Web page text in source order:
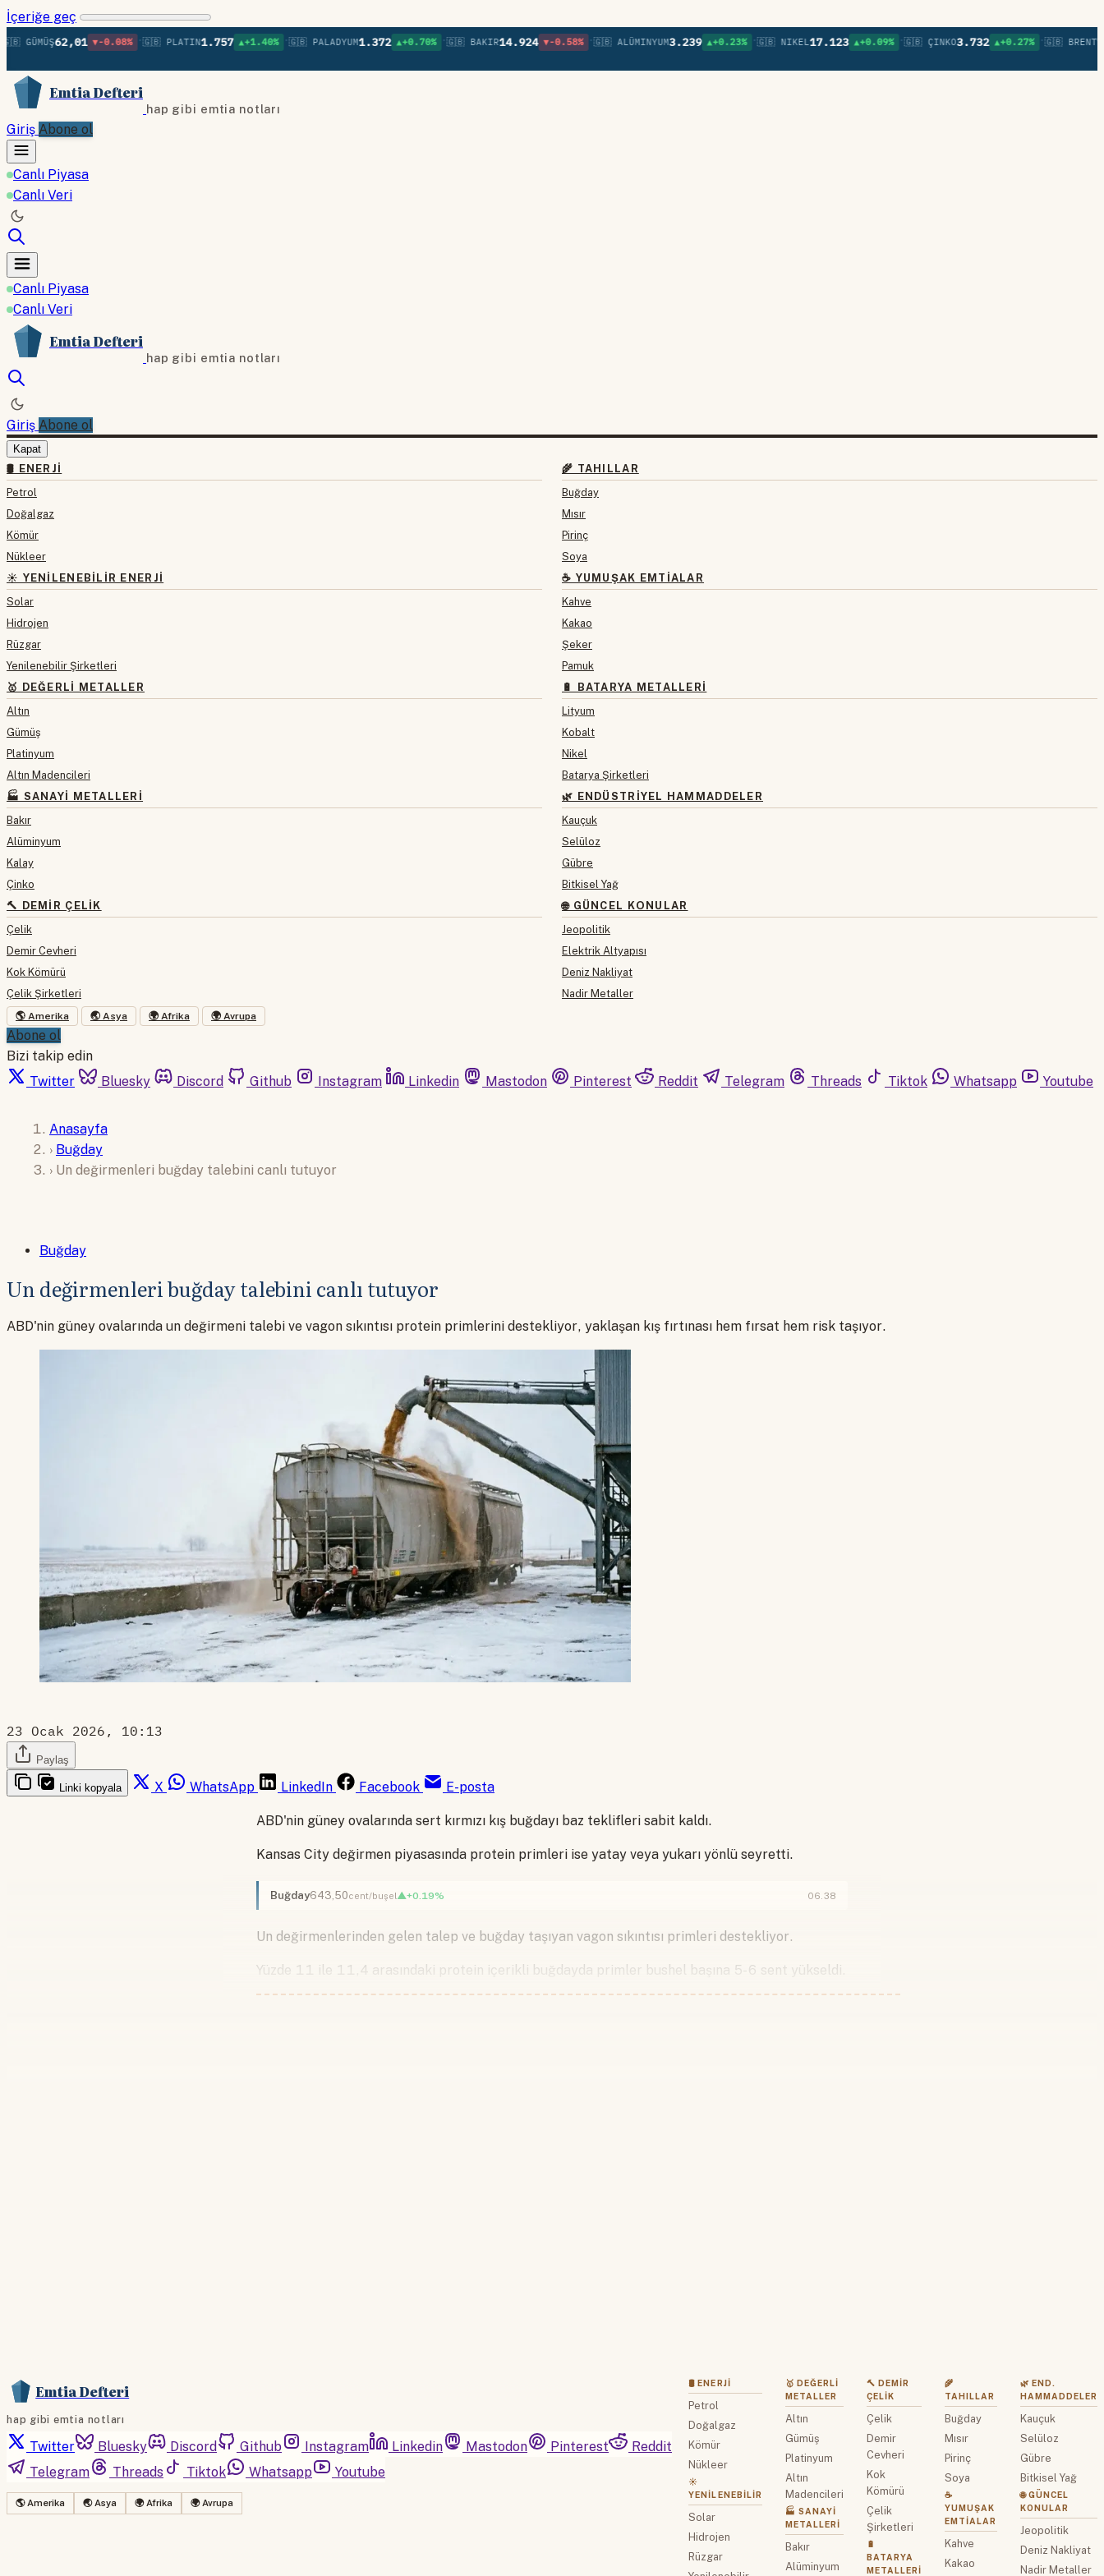
İçeriğe geç
62,01 ▼-0.08% •🇬🇧 PLATIN1.757 ▲+1.40% •🇬🇧 PALADYUM1.372 ▲+0.70% •🇬🇧 BAKIR14.924 ▼-0.58% •🇬🇧 ALÜMINYUM3.239 ▲+0.23% •🇬🇧 NIKEL17.123 ▲+0.09% •🇬🇧 ÇINKO3.732 ▲+0.27% •🇬🇧 BRENT
Emtia Defteri
hap gibi emtia notları
Giriş Abone ol
Canlı Piyasa
Canlı Veri
Canlı Piyasa
Canlı Veri
Emtia Defteri
hap gibi emtia notları
Giriş Abone ol
Kapat
🛢 ENERJI
Petrol
Doğalgaz
Kömür
Nükleer
☀️ YENILENEBILIR ENERJI
Solar
Hidrojen
Rüzgar
Yenilenebilir Şirketleri
🥇 DEĞERLI METALLER
Altın
Gümüş
Platinyum
Altın Madencileri
🏭 SANAYI METALLERI
Bakır
Alüminyum
Kalay
Çinko
🔨 DEMIR ÇELIK
Çelik
Demir Cevheri
Kok Kömürü
Çelik Şirketleri
🌾 TAHILLAR
Buğday
Mısır
Pirinç
Soya
☕ YUMUŞAK EMTIALAR
Kahve
Kakao
Şeker
Pamuk
🔋 BATARYA METALLERI
Lityum
Kobalt
Nikel
Batarya Şirketleri
🌿 ENDÜSTRIYEL HAMMADDELER
Kauçuk
Selüloz
Gübre
Bitkisel Yağ
🌐 GÜNCEL KONULAR
Jeopolitik
Elektrik Altyapısı
Deniz Nakliyat
Nadir Metaller
🌎 Amerika 🌏 Asya 🌍 Afrika 🌍 Avrupa
Abone ol
Bizi takip edin
Twitter
Bluesky Discord Github Instagram Linkedin Mastodon Pinterest Reddit Telegram Threads Tiktok Whatsapp Youtube
Anasayfa
› Buğday
› Un değirmenleri buğday talebini canlı tutuyor
Buğday
Un değirmenleri buğday talebini canlı tutuyor
ABD'nin güney ovalarında un değirmeni talebi ve vagon sıkıntısı protein primlerini destekliyor, yaklaşan kış fırtınası hem fırsat hem risk taşıyor.
23 Ocak 2026, 10:13
Paylaş
Linki kopyala X WhatsApp LinkedIn Facebook E-posta
ABD'nin güney ovalarında sert kırmızı kış buğdayı baz teklifleri sabit kaldı.
Kansas City değirmen piyasasında protein primleri ise yatay veya yukarı yönlü seyretti.
Buğday643,50cent/buşel▲+0.19% 06.38
Un değirmenlerinden gelen talep ve buğday taşıyan vagon sıkıntısı primleri destekliyor.
Yüzde 11 ile 11,4 arasındaki protein içerikli buğdayda primler bushel başına 5-6 sent yükseldi.
Emtia Defteri
hap gibi emtia notları
Twitter Bluesky Discord Github Instagram Linkedin Mastodon Pinterest
Reddit
Telegram
Threads Tiktok Whatsapp Youtube
🌎 Amerika 🌏 Asya 🌍 Afrika 🌍 Avrupa
🛢 ENERJI
Petrol
Doğalgaz
Kömür
Nükleer
☀️
YENILENEBILIR
Solar
Hidrojen
Rüzgar
🥇 DEĞERLI
METALLER
Altın
Gümüş
Platinyum
Altın
Madencileri
🏭 SANAYI
METALLERI
Bakır
Alüminyum
🔨 DEMIR
ÇELIK
Çelik
Demir
Cevheri
Kok
Kömürü
Çelik
Şirketleri
🔋
BATARYA
METALLERI
🌾
TAHILLAR
Buğday
Mısır
Pirinç
Soya
☕
YUMUŞAK
EMTIALAR
Kahve
Kakao
🌿 END.
HAMMADDELER
Kauçuk
Selüloz
Gübre
Bitkisel Yağ
🌐 GÜNCEL
KONULAR
Jeopolitik
Deniz Nakliyat
Nadir Metaller